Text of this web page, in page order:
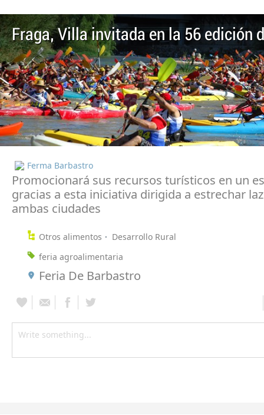
Fraga, Villa invitada en la 56 edición
Ferma Barbastro
Promocionará sus recursos turísticos en un
gracias a esta iniciativa dirigida a estrechar
ambas ciudades
Otros alimentos
Desarrollo Rural
feria agroalimentaria
Feria De Barbastro